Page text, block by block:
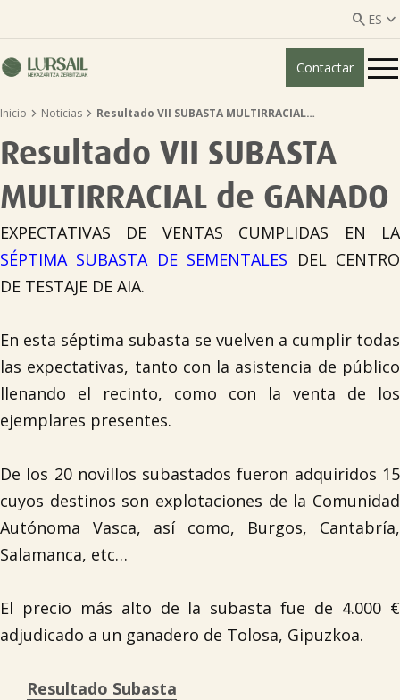
 ES 
ES
Quiénes somos
Servicios ganadería 
Servicios agricultura
Entidades asociadas
Noticias 
Lursail Market
Contactar
Inicio  Noticias  Resultado VII SUBASTA MULTIRRACIAL…
Resultado VII SUBASTA
MULTIRRACIAL de GANADO
EXPECTATIVAS DE VENTAS CUMPLIDAS EN LA
SÉPTIMA SUBASTA DE SEMENTALES DEL CENTRO
DE TESTAJE DE AIA.
En esta séptima subasta se vuelven a cumplir todas
las expectativas, tanto con la asistencia de público
llenando el recinto, como con la venta de los
ejemplares presentes.
De los 20 novillos subastados fueron adquiridos 15
cuyos destinos son explotaciones de la Comunidad
Autónoma Vasca, así como, Burgos, Cantabría,
Salamanca, etc…
El precio más alto de la subasta fue de 4.000 €
adjudicado a un ganadero de Tolosa, Gipuzkoa.
Resultado Subasta